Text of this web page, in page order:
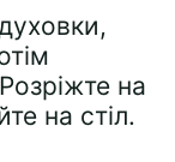
на
на стіл.